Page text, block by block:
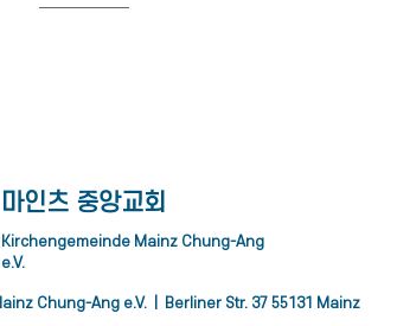
01:14:32
2022년 4월 17일 주일 예
01:39:29
​마인츠 중앙교회
Kirchengemeinde Mainz Chung-Ang
e.V.
Chung-Ang e.V. | Berliner Str. 37 55131 Mainz